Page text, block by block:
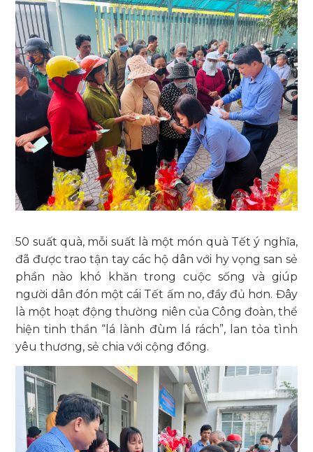
50 suất quà, mỗi suất là một món quà Tết ý nghĩa,
đã được trao tận tay các hộ dân với hy vọng san sẻ
phần nào khó khăn trong cuộc sống và giúp
người dân đón một cái Tết ấm no, đầy đủ hơn. Đây
là một hoạt động thường niên của Công đoàn, thể
hiện tinh thần “lá lành đùm lá rách”, lan tỏa tình
yêu thương, sẻ chia với cộng đồng.